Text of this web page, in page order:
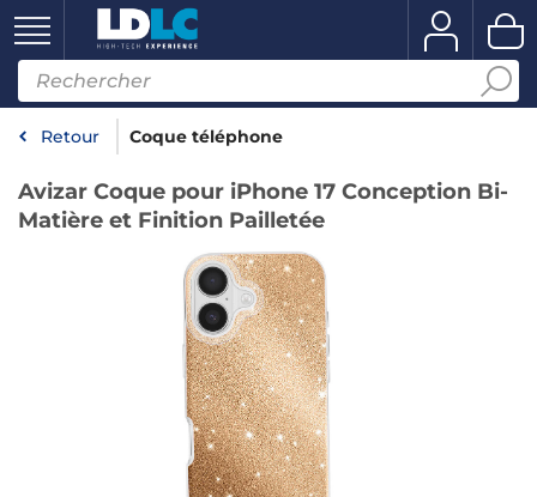
Retour Coque téléphone
Avizar Coque pour iPhone 17 Conception Bi-
Matière et Finition Pailletée